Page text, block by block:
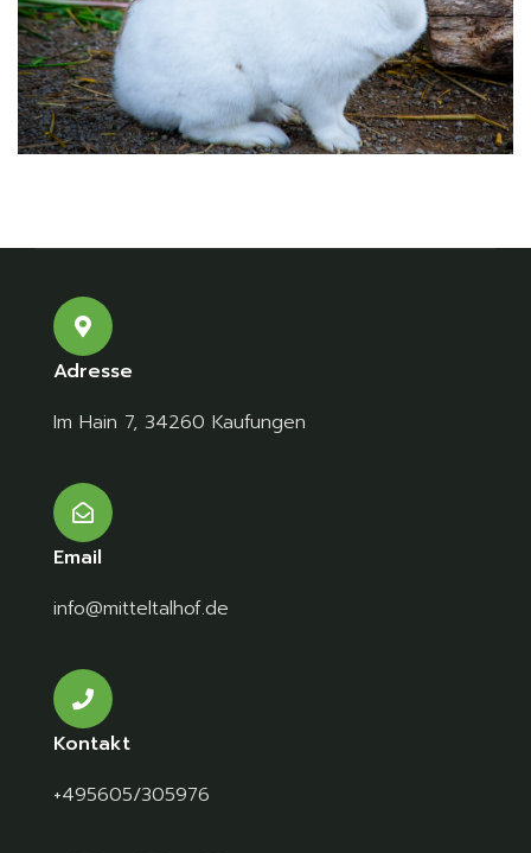
Adresse
Im Hain 7, 34260 Kaufungen
Email
info@mitteltalhof.de
Kontakt
+495605/305976